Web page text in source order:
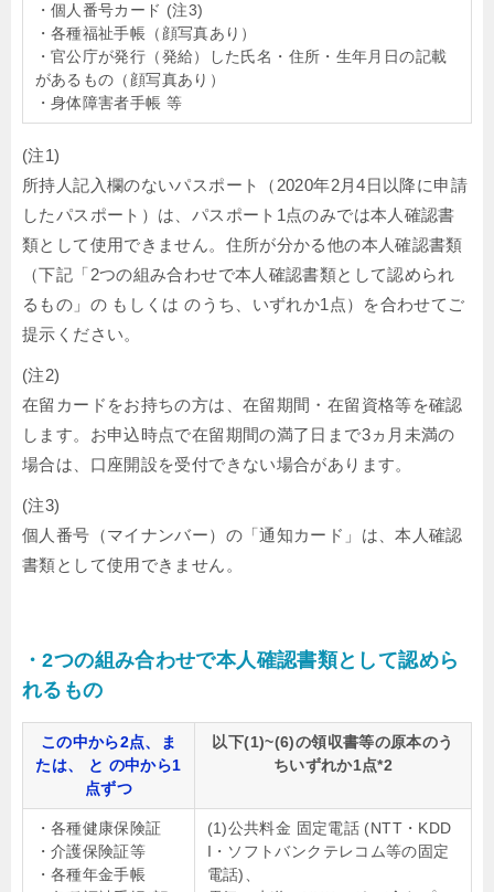
・個人番号カード (注3)
・各種福祉手帳（顔写真あり）
・官公庁が発行（発給）した氏名・住所・生年月日の記載
があるもの（顔写真あり）
・身体障害者手帳 等
(注1)
所持人記入欄のないパスポート（2020年2月4日以降に申請
したパスポート）は、パスポート1点のみでは本人確認書
類として使用できません。住所が分かる他の本人確認書類
（下記「2つの組み合わせで本人確認書類として認められ
るもの」の もしくは のうち、いずれか1点）を合わせてご
提示ください。
(注2)
在留カードをお持ちの方は、在留期間・在留資格等を確認
します。お申込時点で在留期間の満了日まで3ヵ月未満の
場合は、口座開設を受付できない場合があります。
(注3)
個人番号（マイナンバー）の「通知カード」は、本人確認
書類として使用できません。
・2つの組み合わせで本人確認書類として認めら
れるもの
この中から2点、ま
たは、
と の中から1
点ずつ
以下(1)~(6)の領収書等の原本のう
ちいずれか1点*2
・各種健康保険証
・介護保険証等
・各種年金手帳
(1)公共料金 固定電話 (NTT・KDD
I・ソフトバンクテレコム等の固定
電話)、